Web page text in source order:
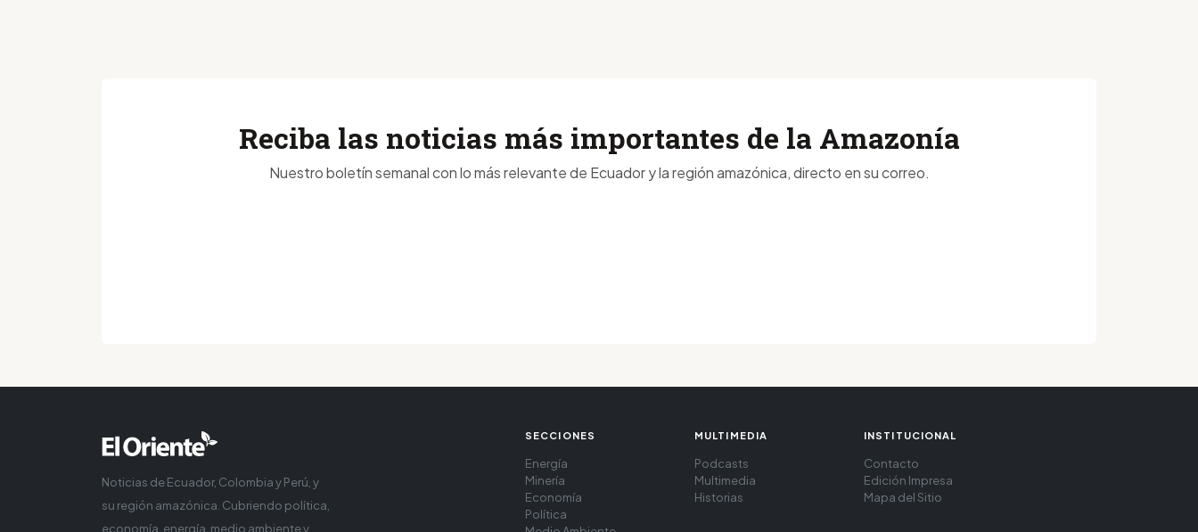
Reciba las noticias más importantes de la Amazonía
Nuestro boletín semanal con lo más relevante de Ecuador y la región amazónica, directo en su correo.
Noticias de Ecuador, Colombia y Perú, y
su región amazónica. Cubriendo política,
economía, energía, medio ambiente y
SECCIONES
Energía
Minería
Economía
Política
MULTIMEDIA
Podcasts
Multimedia
Historias
INSTITUCIONAL
Contacto
Edición Impresa
Mapa del Sitio